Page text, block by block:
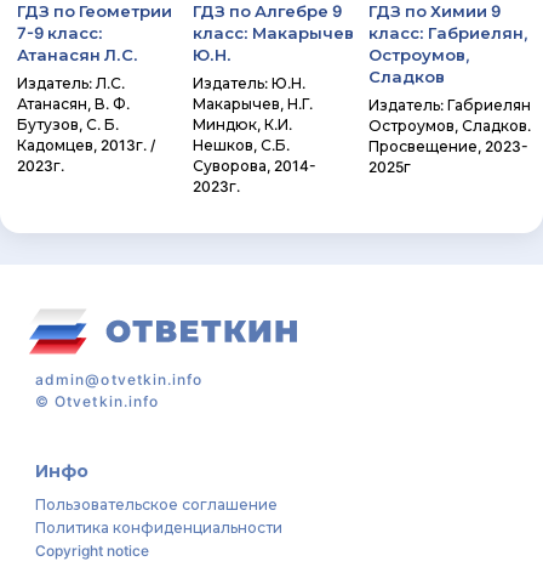
ГДЗ по Геометрии
7-9 класс:
Атанасян Л.С.
Издатель: Л.С.
Атанасян, В. Ф.
Бутузов, С. Б.
Кадомцев, 2013г. /
2023г.
ГДЗ по Алгебре 9
класс: Макарычев
Ю.Н.
Издатель: Ю.Н.
Макарычев, Н.Г.
Миндюк, К.И.
Нешков, С.Б.
Суворова, 2014-
2023г.
ГДЗ по Химии 9
класс: Габриелян,
Остроумов,
Сладков
Издатель: Габриелян
Остроумов, Сладков.
Просвещение, 2023-
2025г
admin@otvetkin.info
©Otvetkin.info
Инфо
Пользовательское соглашение
Политика конфиденциальности
Copyright notice